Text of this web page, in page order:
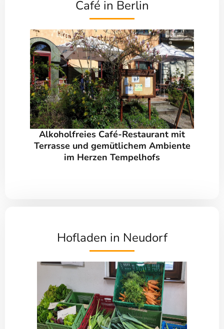
Café in Berlin
Alkoholfreies Café-Restaurant mit
Terrasse und gemütlichem Ambiente
im Herzen Tempelhofs
Hofladen in Neudorf